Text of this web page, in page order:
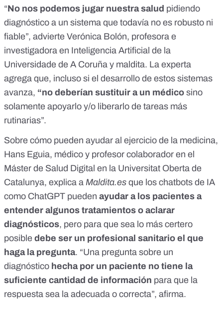
“No nos podemos jugar nuestra salud pidiendo
diagnóstico a un sistema que todavía no es robusto ni
fiable”, advierte Verónica Bolón, profesora e
investigadora en Inteligencia Artificial de la
Universidade de A Coruña y maldita. La experta
agrega que, incluso si el desarrollo de estos sistemas
avanza, “no deberían sustituir a un médico sino
solamente apoyarlo y/o liberarlo de tareas más
rutinarias”.
Sobre cómo pueden ayudar al ejercicio de la medicina,
Hans Eguia, médico y profesor colaborador en el
Máster de Salud Digital en la Universitat Oberta de
Catalunya, explica a Maldita.es que los chatbots de IA
como ChatGPT pueden ayudar a los pacientes a
entender algunos tratamientos o aclarar
diagnósticos, pero para que sea lo más certero
posible debe ser un profesional sanitario el que
haga la pregunta. “Una pregunta sobre un
diagnóstico hecha por un paciente no tiene la
suficiente cantidad de información para que la
respuesta sea la adecuada o correcta”, afirma.